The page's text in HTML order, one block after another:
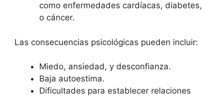
como enfermedades cardíacas, diabetes,
o cáncer.
Las consecuencias psicológicas pueden incluir:
Miedo, ansiedad, y desconfianza.
Baja autoestima.
Dificultades para establecer relaciones